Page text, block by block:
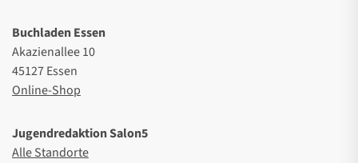
Buchladen Essen
Akazienallee 10
45127 Essen
Online-Shop
Jugendredaktion Salon5
Alle Standorte